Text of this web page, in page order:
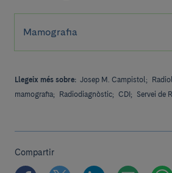
Mamografia
Llegeix més sobre: Josep M. Campistol;
mamografia;
Radiodiagnòstic; CDI; Servei de
Compartir